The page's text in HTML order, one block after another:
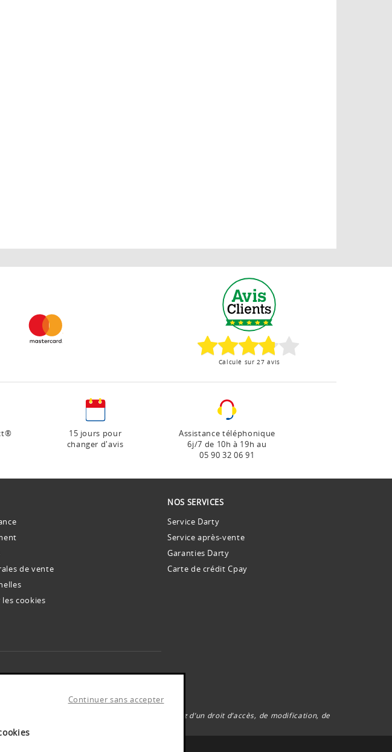
Continuer sans accepter
Calculé sur 27 avis
15 jours pour
changer d'avis
Assistance téléphonique
6j/7 de 10h à 19h au
05 90 32 06 91
de vente
cookies
NOS SERVICES
Service Darty
Service après-vente
Garanties Darty
Carte de crédit Cpay
!
notre newsletter.
2016/679 du 27 avril 2016, vous disposez d’un droit d’accès, de modification, de